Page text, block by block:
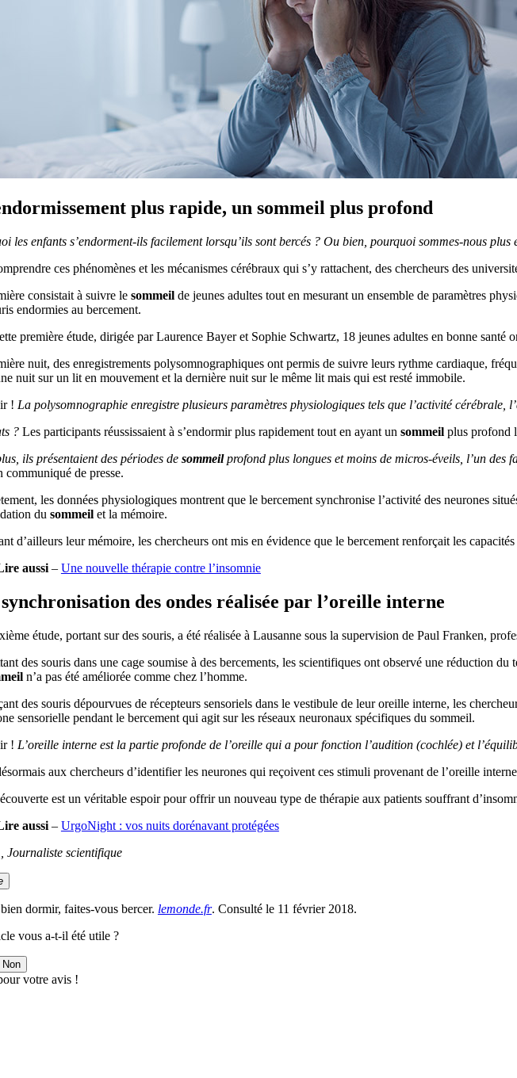
plus rapide, un sommeil plus profond
les enfants s’endorment-ils facilement lorsqu’ils sont bercés ? Ou bien, pourquoi sommes-nous
ces phénomènes et les mécanismes cérébraux qui s’y rattachent, des chercheurs des
consistait à suivre le sommeilde jeunes adultes tout en mesurant un ensemble de paramètres
endormies au bercement.
première étude, dirigée par Laurence Bayer et Sophie Schwartz, 18 jeunes adultes en bonne santé
nuit, des enregistrements polysomnographiques ont permis de suivre leurs rythme cardiaque,
nuit sur un lit en mouvement et la dernière nuit sur le même lit mais qui est resté immobile.
! La polysomnographie enregistre plusieurs paramètres physiologiques tels que l’activité cérébrale,
?Les participants réussissaient à s’endormir plus rapidement tout en ayant un sommeilplus profond
ils présentaient des périodes de sommeilprofond plus longues et moins de micros-éveils, l’un des
communiqué de presse.
les données physiologiques montrent que le bercement synchronise l’activité des neurones
du sommeilet la mémoire.
d’ailleurs leur mémoire, les chercheurs ont mis en évidence que le bercement renforçait les capacités
aussi– Une nouvelle thérapie contre l’insomnie
des ondes réalisée par l’oreille interne
étude, portant sur des souris, a été réalisée à Lausanne sous la supervision de Paul Franken,
des souris dans une cage soumise à des bercements, les scientifiques ont observé une réduction
n’a pas été améliorée comme chez l’homme.
des souris dépourvues de récepteurs sensoriels dans le vestibule de leur oreille interne, les
sensorielle pendant le bercement qui agit sur les réseaux neuronaux spécifiques du sommeil.
! L’oreille interne est la partie profonde de l’oreille qui a pour fonction l’audition (cochlée) et
aux chercheurs d’identifier les neurones qui reçoivent ces stimuli provenant de l’oreille
est un véritable espoir pour offrir un nouveau type de thérapie aux patients souffrant
aussi– UrgoNight : vos nuits dorénavant protégées
Journaliste scientifique
dormir, faites-vous bercer. lemonde.fr. Consulté le 11 février 2018.
vous a-t-il été utile ?
Non
votre avis !